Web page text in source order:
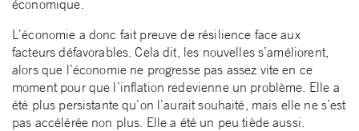
économique.
L’économie a donc fait preuve de résilience face aux
facteurs défavorables. Cela dit, les nouvelles s’améliorent,
alors que l’économie ne progresse pas assez vite en ce
moment pour que l’inflation redevienne un problème. Elle a
été plus persistante qu’on l’aurait souhaité, mais elle ne s’est
pas accélérée non plus. Elle a été un peu tiède aussi.